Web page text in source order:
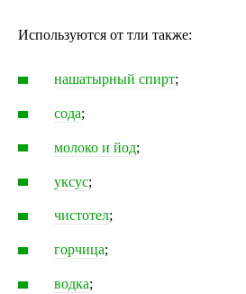
Используются от тли также:
нашатырный спирт;
сода;
молоко и йод;
уксус;
чистотел;
горчица;
водка;